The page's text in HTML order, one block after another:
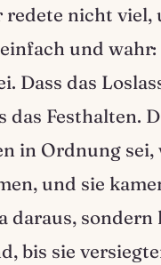
redete nicht viel,
und
Dass das
das Festhalten.
in Ordnung sei,
und sie
daraus,
bis sie